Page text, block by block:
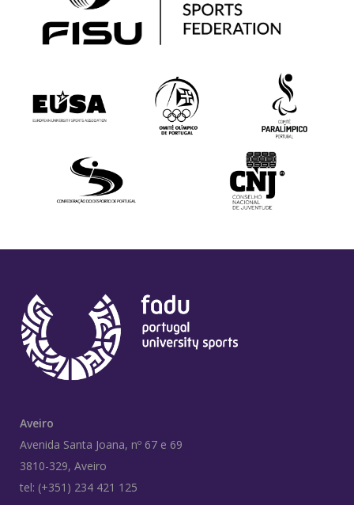
Aveiro
Avenida Santa Joana, nº 67 e 69
3810-329, Aveiro
tel: (+351) 234 421 125